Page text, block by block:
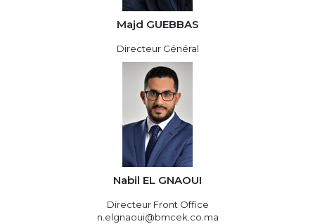
Majd GUEBBAS
Directeur Général
Nabil EL GNAOUI
Directeur Front Office
n.elgnaoui@bmcek.co.ma